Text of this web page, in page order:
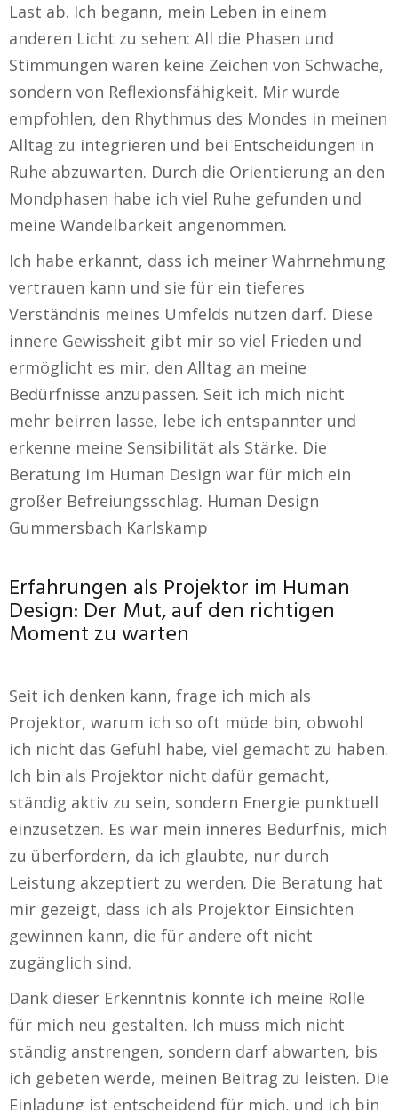
Last ab. Ich begann, mein Leben in einem
anderen Licht zu sehen: All die Phasen und
Stimmungen waren keine Zeichen von Schwäche,
sondern von Reflexionsfähigkeit. Mir wurde
empfohlen, den Rhythmus des Mondes in meinen
Alltag zu integrieren und bei Entscheidungen in
Ruhe abzuwarten. Durch die Orientierung an den
Mondphasen habe ich viel Ruhe gefunden und
meine Wandelbarkeit angenommen.
Ich habe erkannt, dass ich meiner Wahrnehmung
vertrauen kann und sie für ein tieferes
Verständnis meines Umfelds nutzen darf. Diese
innere Gewissheit gibt mir so viel Frieden und
ermöglicht es mir, den Alltag an meine
Bedürfnisse anzupassen. Seit ich mich nicht
mehr beirren lasse, lebe ich entspannter und
erkenne meine Sensibilität als Stärke. Die
Beratung im Human Design war für mich ein
großer Befreiungsschlag. Human Design
Gummersbach Karlskamp
Erfahrungen als Projektor im Human
Design: Der Mut, auf den richtigen
Moment zu warten
Seit ich denken kann, frage ich mich als
Projektor, warum ich so oft müde bin, obwohl
ich nicht das Gefühl habe, viel gemacht zu haben.
Ich bin als Projektor nicht dafür gemacht,
ständig aktiv zu sein, sondern Energie punktuell
einzusetzen. Es war mein inneres Bedürfnis, mich
zu überfordern, da ich glaubte, nur durch
Leistung akzeptiert zu werden. Die Beratung hat
mir gezeigt, dass ich als Projektor Einsichten
gewinnen kann, die für andere oft nicht
zugänglich sind.
Dank dieser Erkenntnis konnte ich meine Rolle
für mich neu gestalten. Ich muss mich nicht
ständig anstrengen, sondern darf abwarten, bis
ich gebeten werde, meinen Beitrag zu leisten. Die
Einladung ist entscheidend für mich, und ich bin